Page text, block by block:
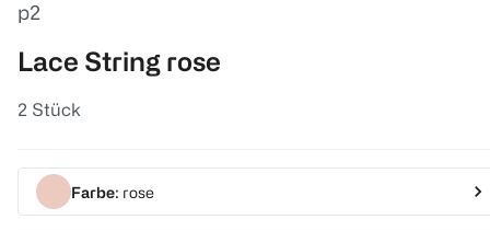
p2
Lace String rose
2 Stück
Farbe: rose